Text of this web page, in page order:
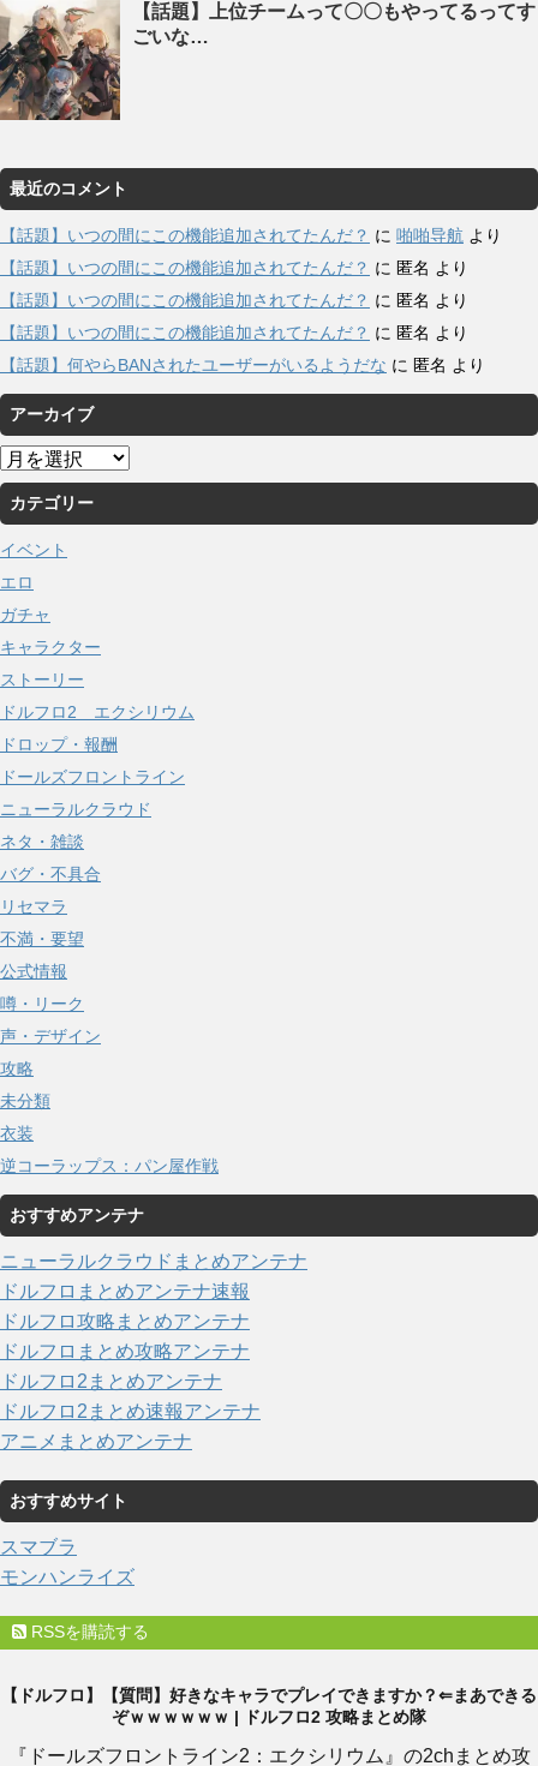
【話題】上位チームって〇〇もやってるってす
ごいな…
最近のコメント
【話題】いつの間にこの機能追加されてたんだ？ に 啪啪导航 より
【話題】いつの間にこの機能追加されてたんだ？ に 匿名 より
【話題】いつの間にこの機能追加されてたんだ？ に 匿名 より
【話題】いつの間にこの機能追加されてたんだ？ に 匿名 より
【話題】何やらBANされたユーザーがいるようだな に 匿名 より
アーカイブ
ア
ー
カ
イ
ブ
カテゴリー
イベント
エロ
ガチャ
キャラクター
ストーリー
ドルフロ2 エクシリウム
ドロップ・報酬
ドールズフロントライン
ニューラルクラウド
ネタ・雑談
バグ・不具合
リセマラ
不満・要望
公式情報
噂・リーク
声・デザイン
攻略
未分類
衣装
逆コーラップス：パン屋作戦
おすすめアンテナ
ニューラルクラウドまとめアンテナ
ドルフロまとめアンテナ速報
ドルフロ攻略まとめアンテナ
ドルフロまとめ攻略アンテナ
ドルフロ2まとめアンテナ
ドルフロ2まとめ速報アンテナ
アニメまとめアンテナ
おすすめサイト
スマブラ
モンハンライズ
RSSを購読する
【ドルフロ】【質問】好きなキャラでプレイできますか？⇐まあできる
ぞｗｗｗｗｗｗ | ドルフロ2 攻略まとめ隊
『ドールズフロントライン2：エクシリウム』の2chまとめ攻